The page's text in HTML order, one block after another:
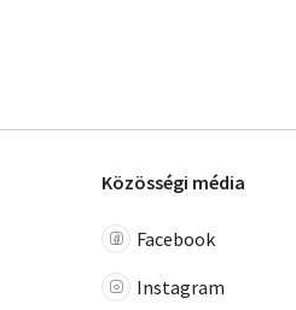
Közösségi média
Facebook
Instagram